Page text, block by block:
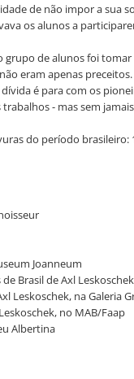
de não impor a sua
os alunos a
de alunos foi
eram apenas
é para com os
- mas sem
do período
Joanneum
Brasil de Axl
Leskoschek, na Galeria
no MAB/Faap
Albertina